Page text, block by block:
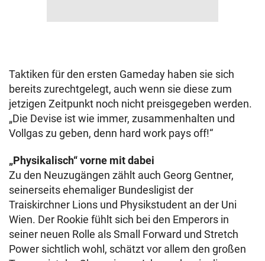
Taktiken für den ersten Gameday haben sie sich
bereits zurechtgelegt, auch wenn sie diese zum
jetzigen Zeitpunkt noch nicht preisgegeben werden.
„Die Devise ist wie immer, zusammenhalten und
Vollgas zu geben, denn hard work pays off!“
„Physikalisch“ vorne mit dabei
Zu den Neuzugängen zählt auch Georg Gentner,
seinerseits ehemaliger Bundesligist der
Traiskirchner Lions und Physikstudent an der Uni
Wien. Der Rookie fühlt sich bei den Emperors in
seiner neuen Rolle als Small Forward und Stretch
Power sichtlich wohl, schätzt vor allem den großen